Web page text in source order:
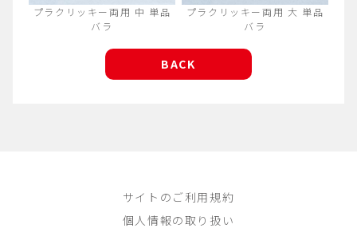
プラクリッキー両用 中 単品
バラ
プラクリッキー両用 大 単品
バラ
BACK
サイトのご利用規約
個人情報の取り扱い